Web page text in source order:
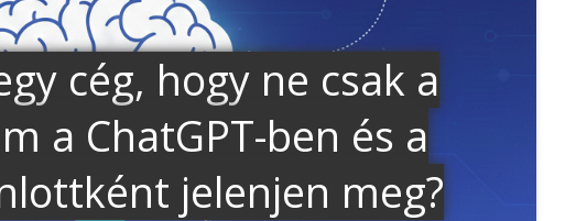
cég, hogy ne csak a
a ChatGPT-ben és a
jelenjen meg?